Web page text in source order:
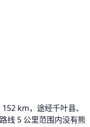
km，途经千叶县、
线 5 公里范围内没有熊